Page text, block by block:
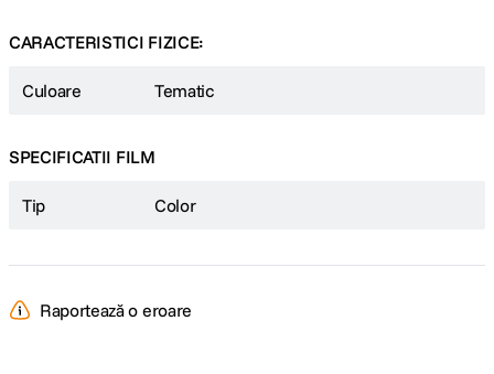
CARACTERISTICI FIZICE:
Culoare Tematic
SPECIFICATII FILM
Tip Color
Raportează o eroare